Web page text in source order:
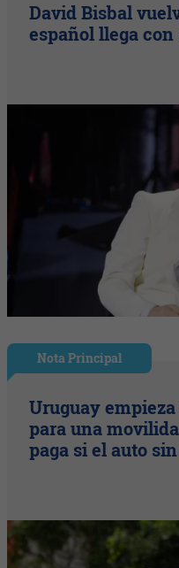
David Bisbal
español llega
Nota Principal
Uruguay
para una
paga si el auto